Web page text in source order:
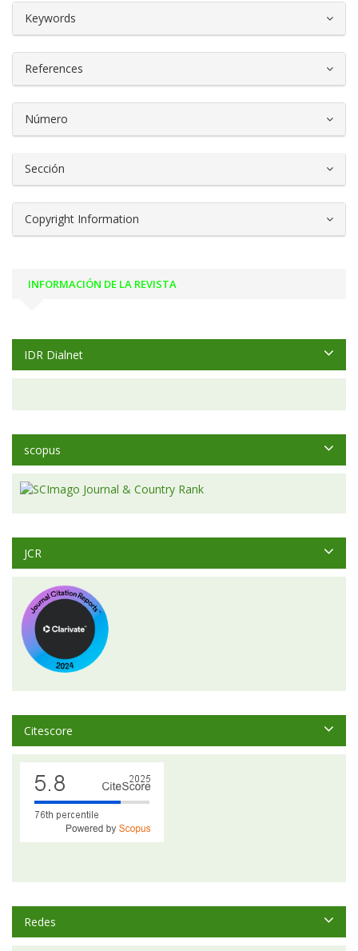
Keywords
References
Número
Sección
Copyright Information
INFORMACIÓN DE LA REVISTA
IDR Dialnet
scopus
JCR
Citescore
Redes